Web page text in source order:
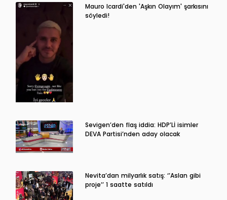
Mauro Icardi'den 'Aşkın Olayım' şarkısını
söyledi!
Sevigen’den flaş iddia: HDP’Lİ isimler
DEVA Partisi’nden aday olacak
Nevita’dan milyarlık satış: ‘’Aslan gibi
proje’’ 1 saatte satıldı